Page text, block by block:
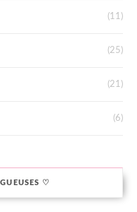
(11)
(25)
(21)
(6)
♡